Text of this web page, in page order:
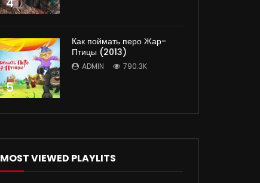
5
Как поймать перо Жар-
Птицы (2013)
ADMIN 790.3K
MOST VIEWED PLAYLITS